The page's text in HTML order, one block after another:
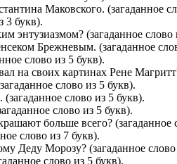
Маковского. (загаданное
3 букв).
энтузиазмом? (загаданное слово
Брежневым. (загаданное
слово из 5 букв).
на своих картинах Рене
слово из 5 букв).
слово из 5 букв).
слово из 5 букв).
больше всего? (загаданное
слово из 7 букв).
Деду Морозу? (загаданное слово
слово из 5 букв).